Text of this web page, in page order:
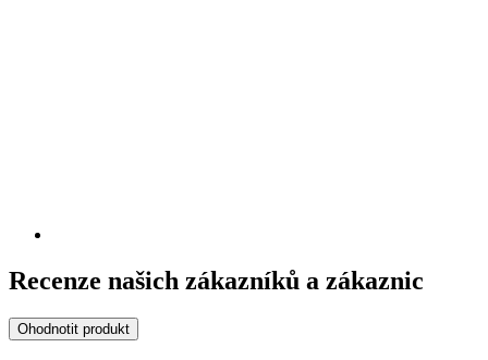
Recenze našich zákazníků a zákaznic
Ohodnotit produkt